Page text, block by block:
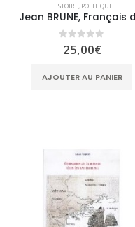
HISTOIRE, POLITIQUE
0sur 5
25,00€
AJOUTER AU PANIER